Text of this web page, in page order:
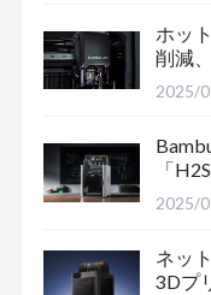
ホッ
削減
出荷
2025/
「
2025/
ネッ
3Dプ